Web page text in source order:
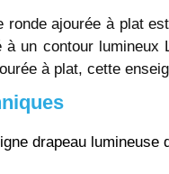
ronde ajourée à plat
un contour
à plat, cette
drapeau lumineuse